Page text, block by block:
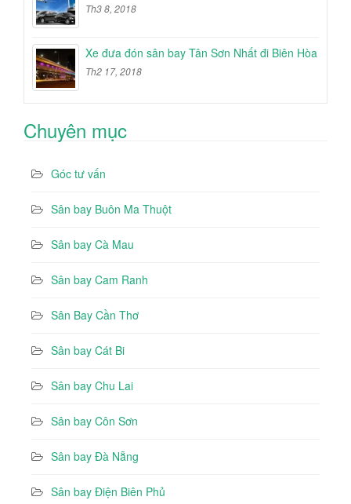
Th3 8, 2018
Xe đưa đón sân bay Tân Sơn Nhất đi Biên Hòa
Th2 17, 2018
Chuyên mục
Góc tư vấn
Sân bay Buôn Ma Thuột
Sân bay Cà Mau
Sân bay Cam Ranh
Sân Bay Cần Thơ
Sân bay Cát Bi
Sân bay Chu Lai
Sân bay Côn Sơn
Sân bay Đà Nẵng
Sân bay Điện Biên Phủ